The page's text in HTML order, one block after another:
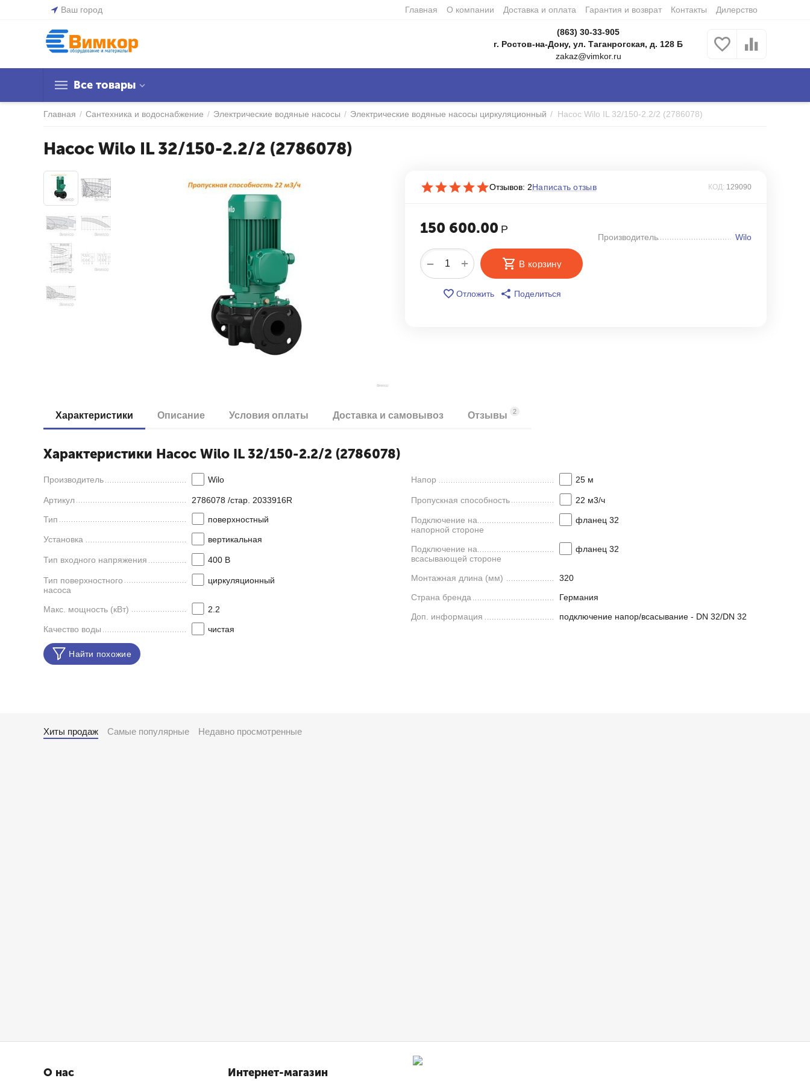
Ваш город Главная О компании Доставка и оплата Гарантия и возврат Контакты Дилерство
(863) 30-33-905
г. Ростов-на-Дону, ул. Таганрогская, д. 128 Б
zakaz@vimkor.ru
Все товары
Главная / Сантехника и водоснабжение / Электрические водяные насосы / Электрические водяные насосы циркуляционный / Насос Wilo IL 32/150-2.2/2 (2786078)
Насос Wilo IL 32/150-2.2/2 (2786078)
Отзывов: 2Написать отзыв КОД: 129090
150 600.00 Р
+
− В корзину
Отложить Поделиться
Производитель Wilo
Характеристики Описание Условия оплаты Доставка и самовывоз Отзывы 2
Характеристики Насос Wilo IL 32/150-2.2/2 (2786078)
Производитель Wilo
Артикул
2786078 /стар. 2033916R
Тип
поверхностный
Установка вертикальная
Тип входного напряжения 400 В
Тип поверхностного
насоса
циркуляционный
Макс. мощность (кВт) 2.2
Качество воды чистая
Напор 25 м
Пропускная способность 22 м3/ч
Подключение на
напорной стороне
фланец 32
Подключение на
всасывающей стороне
фланец 32
Монтажная длина (мм)
320
Страна бренда
Германия
Доп. информация
подключение напор/всасывание - DN 32/DN 32
Найти похожие
Хиты продаж Самые популярные Недавно просмотренные
О нас Интернет-магазин